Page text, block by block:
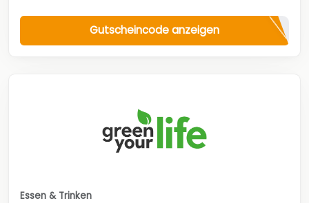
Gutscheincode anzeigen
Essen & Trinken